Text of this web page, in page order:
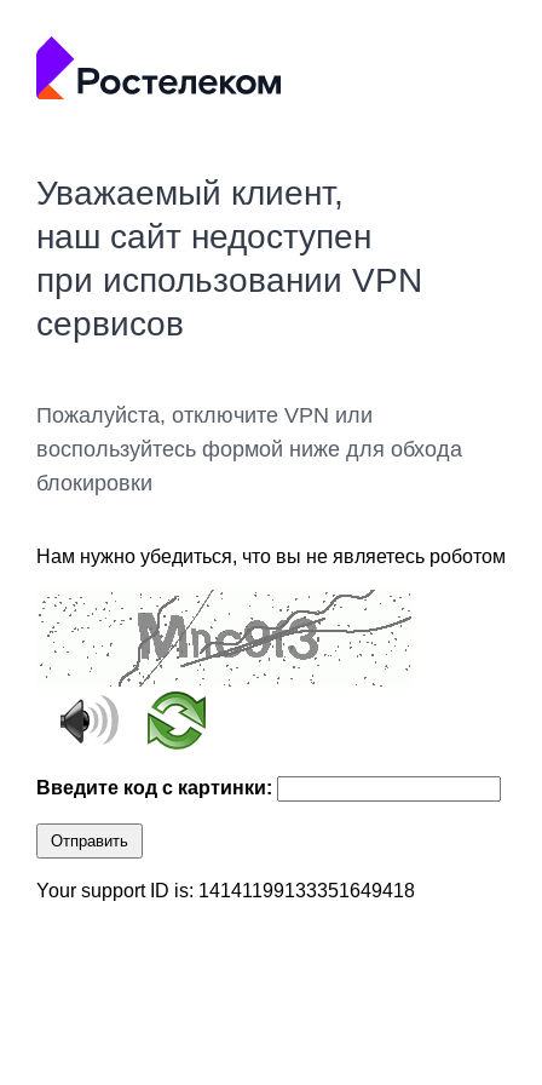
Уважаемый клиент,
наш сайт недоступен
при использовании VPN
сервисов
Пожалуйста, отключите VPN или
воспользуйтесь формой ниже для обхода
блокировки
Нам нужно убедиться, что вы не являетесь роботом
Введите код с картинки:
Отправить
Your support ID is: 14141199133351649418